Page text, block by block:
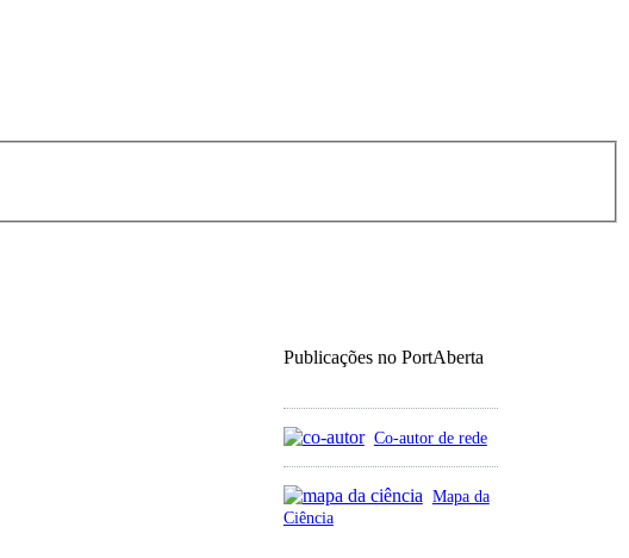
Publicações no PortAberta
Co-autor de rede
Mapa da
Ciência